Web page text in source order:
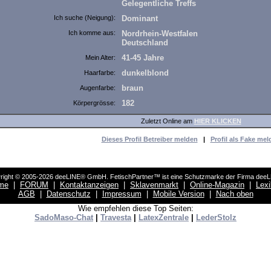
Gelegentliche Treffs
Ich suche (Neigung): Dominant
Ich komme aus:
Nordrhein-Westfalen
Deutschland
Mein Alter: 41-45 Jahre
Haarfarbe: dunkelblond
Augenfarbe: braun
Körpergrösse: 182
Zuletzt Online am HIER KLICKEN
Dieses Profil Betreiber melden | Profil als Fake
© 2005-2026 deeLINE® GmbH. FetischPartner™ ist eine Schutzmarke der Firma
FORUM Kontaktanzeigen Sklavenmarkt Online-Magazin
AGB
Datenschutz Impressum Mobile Version|
Nach oben
Wie empfehlen diese Top Seiten:
SadoMaso-Chat
Travesta| LatexZentrale LederStolz